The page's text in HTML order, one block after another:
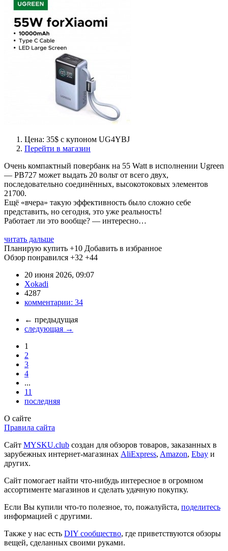
Цена: 35$ с купоном UG4YBJ
Перейти в магазин
Очень компактный повербанк на 55 Watt в исполнении Ugreen
— PB727 может выдать 20 вольт от всего двух,
последовательно соединённых, высокотоковых элементов
21700.
Ещё «вчера» такую эффективность было сложно себе
представить, но сегодня, это уже реальность!
Работает ли это вообще? — интересно…
читать дальше
Планирую купить +10 Добавить в избранное
Обзор понравился +32 +44
20 июня 2026, 09:07
Xokadi
4287
комментарии: 34
← предыдущая
следующая →
1
2
3
4
...
11
последняя
О сайте
Правила сайта
Сайт MYSKU.club cоздан для обзоров товаров, заказанных в
зарубежных интернет-магазинах AliExpress, Amazon, Ebay и
других.
Сайт помогает найти что-нибудь интересное в огромном
ассортименте магазинов и сделать удачную покупку.
Если Вы купили что-то полезное, то, пожалуйста, поделитесь
информацией с другими.
Также у нас есть DIY сообщество, где приветствуются обзоры
вещей, сделанных своими руками.